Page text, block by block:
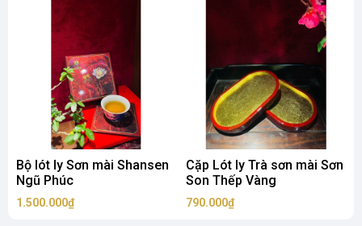
Bộ lót ly Sơn mài Shansen
Ngũ Phúc
1.500.000₫
Cặp Lót ly Trà sơn mài Sơn
Son Thếp Vàng
790.000₫